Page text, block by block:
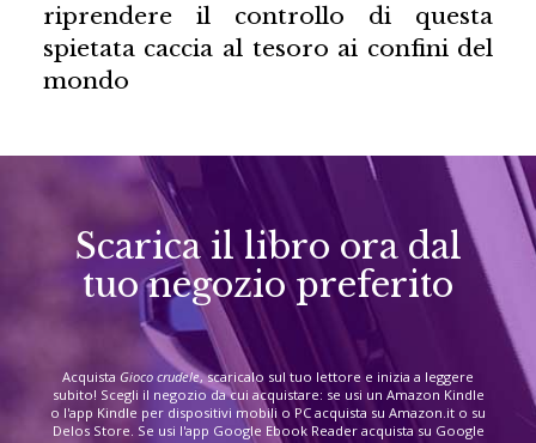
riprendere il controllo di questa
spietata caccia al tesoro ai confini del
mondo
Scarica il libro ora dal
tuo negozio preferito
Acquista Gioco crudele, scaricalo sul tuo lettore e inizia a leggere
subito! Scegli il negozio da cui acquistare: se usi un Amazon Kindle
o l'app Kindle per dispositivi mobili o PC acquista su Amazon.it o su
Delos Store. Se usi l'app Google Ebook Reader acquista su Google